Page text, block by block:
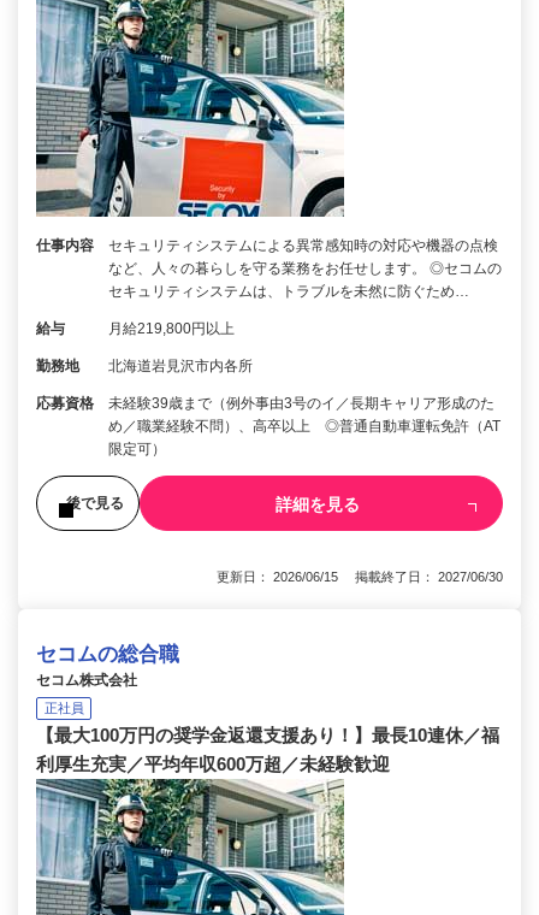
仕事内容
セキュリティシステムによる異常感知時の対応や機器の点検
など、人々の暮らしを守る業務をお任せします。 ◎セコムの
セキュリティシステムは、トラブルを未然に防ぐため…
給与 月給219,800円以上
勤務地 北海道岩見沢市内各所
応募資格
未経験39歳まで（例外事由3号のイ／長期キャリア形成のた
め／職業経験不問）、高卒以上 ◎普通自動車運転免許（AT
限定可）
後で見る 詳細を見る
更新日： 2026/06/15 掲載終了日： 2027/06/30
セコムの総合職
セコム株式会社
正社員
【最大100万円の奨学金返還支援あり！】最長10連休／福
利厚生充実／平均年収600万超／未経験歓迎